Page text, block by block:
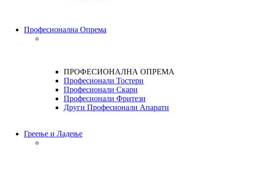
Професионална Опрема
ПРОФЕСИОНАЛНА ОПРЕМА
Професионали Тостери
Професионали Скари
Професионали Фритези
Други Професионали Апарати
Греење и Ладење